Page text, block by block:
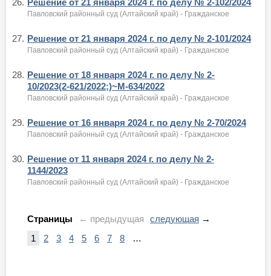
Павловский районный суд (Алтайский край) - Гражданское
27. Решение от 21 января 2024 г. по делу № 2-101/2024
Павловский районный суд (Алтайский край) - Гражданское
28. Решение от 18 января 2024 г. по делу № 2-
10/2023(2-621/2022;)~М-634/2022
Павловский районный суд (Алтайский край) - Гражданское
29. Решение от 16 января 2024 г. по делу № 2-70/2024
Павловский районный суд (Алтайский край) - Гражданское
30. Решение от 11 января 2024 г. по делу № 2-
1144/2023
Павловский районный суд (Алтайский край) - Гражданское
Страницы ← предыдущая следующая →
1
2 3 4 5 6 7 8 …